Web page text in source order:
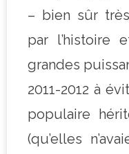
– bien sûr
par l’histoire
grandes
2011-2012 à
populaire
(qu’elles